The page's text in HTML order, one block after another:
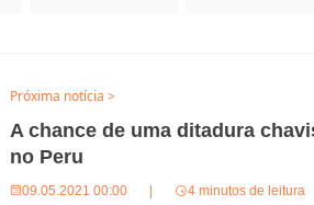
Próxima notícia >
A chance de uma ditadura
no Peru
09.05.2021 00:00 4 minutos de leitura